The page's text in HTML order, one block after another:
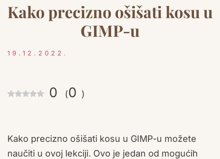
Kako precizno ošišati kosu u
GIMP-u
19.12.2022.
0 (0 )
Kako precizno ošišati kosu u GIMP-u možete
naučiti u ovoj lekciji. Ovo je jedan od mogućih